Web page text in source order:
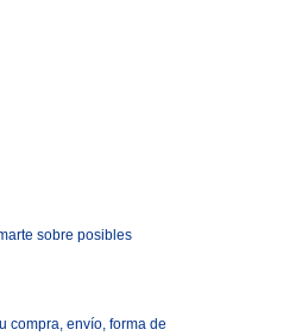
sobre posibles
compra, envío, forma de